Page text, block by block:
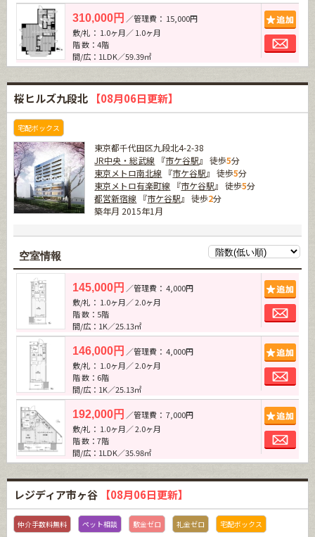
310,000円 ／管理費： 15,000円
敷/礼： 1.0ヶ月／ 1.0ヶ月
階 数：4階
間/広：1LDK／59.39㎡
桜ヒルズ九段北 【08月06日更新】
宅配ボックス
東京都千代田区九段北4-2-38
JR中央・総武線 『市ケ谷駅』 徒歩5分
東京メトロ南北線 『市ケ谷駅』 徒歩5分
東京メトロ有楽町線 『市ケ谷駅』 徒歩5分
都営新宿線 『市ケ谷駅』 徒歩2分
築年月 2015年1月
空室情報
145,000円 ／管理費： 4,000円
敷/礼： 1.0ヶ月／ 2.0ヶ月
階 数：5階
間/広：1K／25.13㎡
146,000円 ／管理費： 4,000円
敷/礼： 1.0ヶ月／ 2.0ヶ月
階 数：6階
間/広：1K／25.13㎡
192,000円 ／管理費： 7,000円
敷/礼： 1.0ヶ月／ 2.0ヶ月
階 数：7階
間/広：1LDK／35.98㎡
レジディア市ヶ谷 【08月06日更新】
仲介手数料無料 ペット相談 敷金ゼロ 礼金ゼロ 宅配ボックス